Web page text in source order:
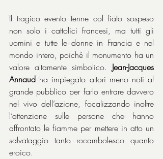
Il tragico evento tenne col fiato sospeso
non solo i cattolici francesi, ma tutti gli
uomini e tutte le donne in Francia e nel
mondo intero, poiché il monumento ha un
valore altamente simbolico. Jean-Jacques
Annaud ha impiegato attori meno noti al
grande pubblico per farlo entrare davvero
nel vivo dell’azione, focalizzando inoltre
l’attenzione sulle persone che hanno
affrontato le fiamme per mettere in atto un
salvataggio tanto rocambolesco quanto
eroico.